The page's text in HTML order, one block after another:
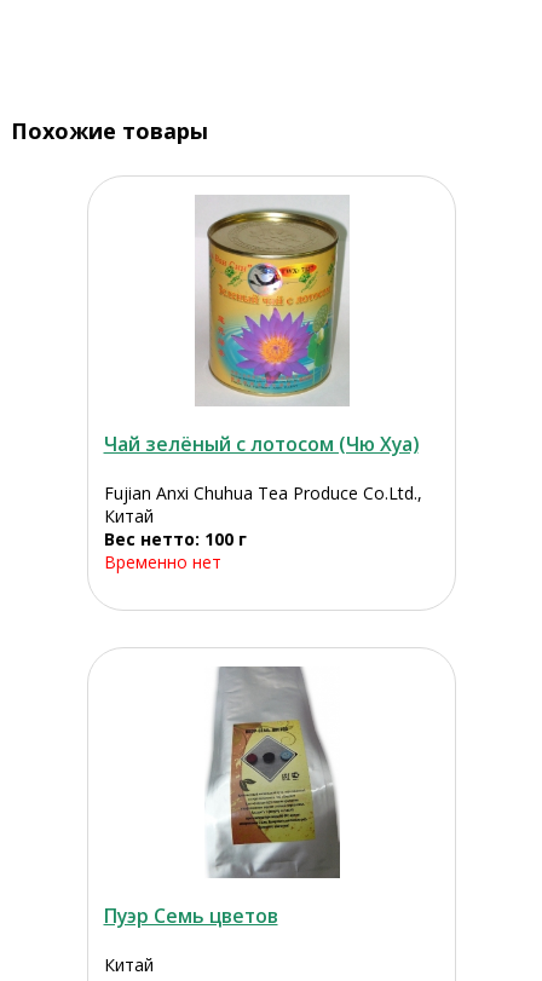
Похожие товары
Чай зелёный с лотосом (Чю Хуа)
Fujian Anxi Chuhua Tea Produce Co.Ltd.,
Китай
Вес нетто: 100 г
Временно нет
Пуэр Семь цветов
Китай